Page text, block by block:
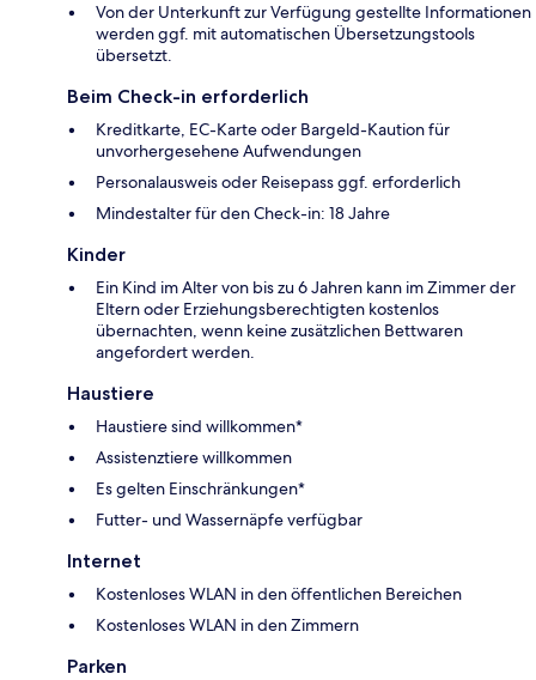
Von der Unterkunft zur Verfügung gestellte Informationen
werden ggf. mit automatischen Übersetzungstools
übersetzt.
Beim Check-in erforderlich
Kreditkarte, EC-Karte oder Bargeld-Kaution für
unvorhergesehene Aufwendungen
Personalausweis oder Reisepass ggf. erforderlich
Mindestalter für den Check-in: 18 Jahre
Kinder
Ein Kind im Alter von bis zu 6 Jahren kann im Zimmer der
Eltern oder Erziehungsberechtigten kostenlos
übernachten, wenn keine zusätzlichen Bettwaren
angefordert werden.
Haustiere
Haustiere sind willkommen*
Assistenztiere willkommen
Es gelten Einschränkungen*
Futter- und Wassernäpfe verfügbar
Internet
Kostenloses WLAN in den öffentlichen Bereichen
Kostenloses WLAN in den Zimmern
Parken